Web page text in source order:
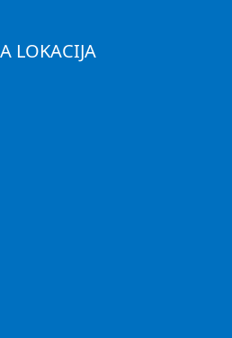
LOKACIJA